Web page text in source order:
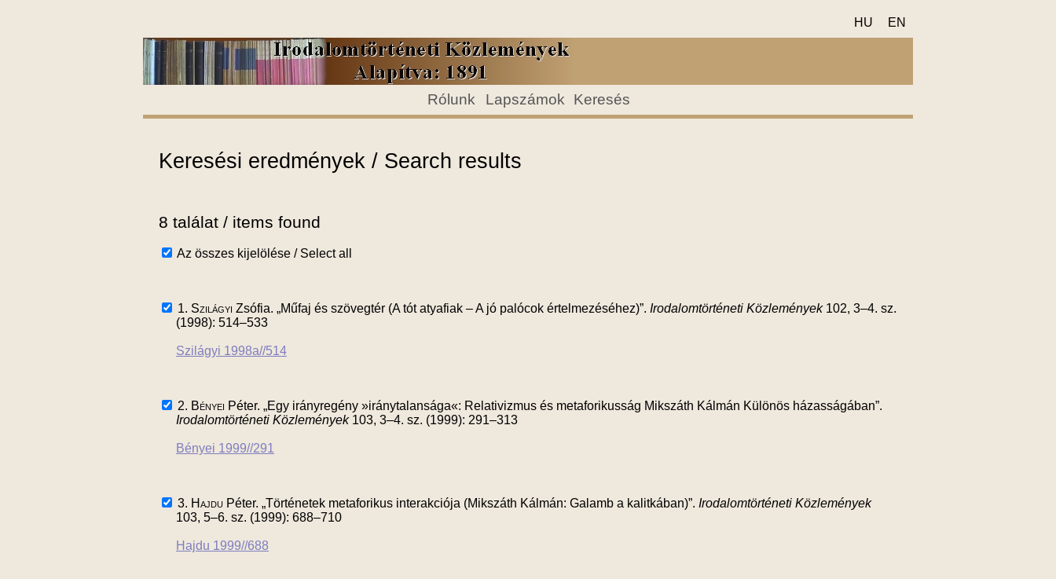
HU EN
Rólunk Lapszámok Keresés
Keresési eredmények / Search results
8 találat / items found
Az összes kijelölése / Select all
1. Szilágyi Zsófia. „Műfaj és szövegtér (A tót atyafiak – A jó palócok értelmezéséhez)”. Irodalomtörténeti Közlemények102, 3–4. sz.
(1998): 514–533
Szilágyi 1998a//514
2. Bényei Péter. „Egy irányregény »iránytalansága«: Relativizmus és metaforikusság Mikszáth Kálmán Különös házasságában”.
Irodalomtörténeti Közlemények103, 3–4. sz. (1999): 291–313
Bényei 1999//291
3. Hajdu Péter. „Történetek metaforikus interakciója (Mikszáth Kálmán: Galamb a kalitkában)”. Irodalomtörténeti Közlemények
103, 5–6. sz. (1999): 688–710
Hajdu 1999//688